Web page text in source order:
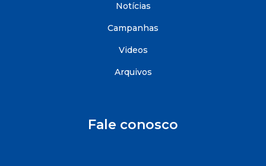
Notícias
Campanhas
Videos
Arquivos
Fale conosco